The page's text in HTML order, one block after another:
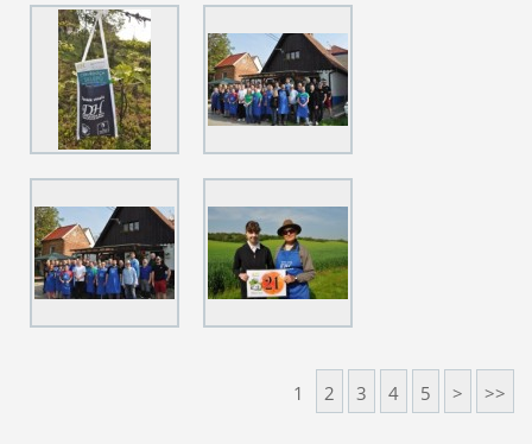
1 2 3 4 5 > >>